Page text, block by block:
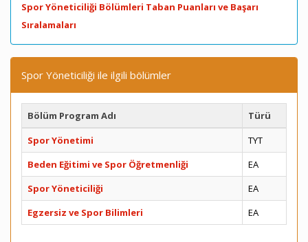
Spor Yöneticiliği Bölümleri Taban Puanları ve Başarı
Sıralamaları
Spor Yöneticiliği ile ilgili bölümler
Bölüm Program Adı
Türü
Spor Yönetimi
TYT
Beden Eğitimi ve Spor Öğretmenliği
EA
Spor Yöneticiliği
EA
Egzersiz ve Spor Bilimleri
EA